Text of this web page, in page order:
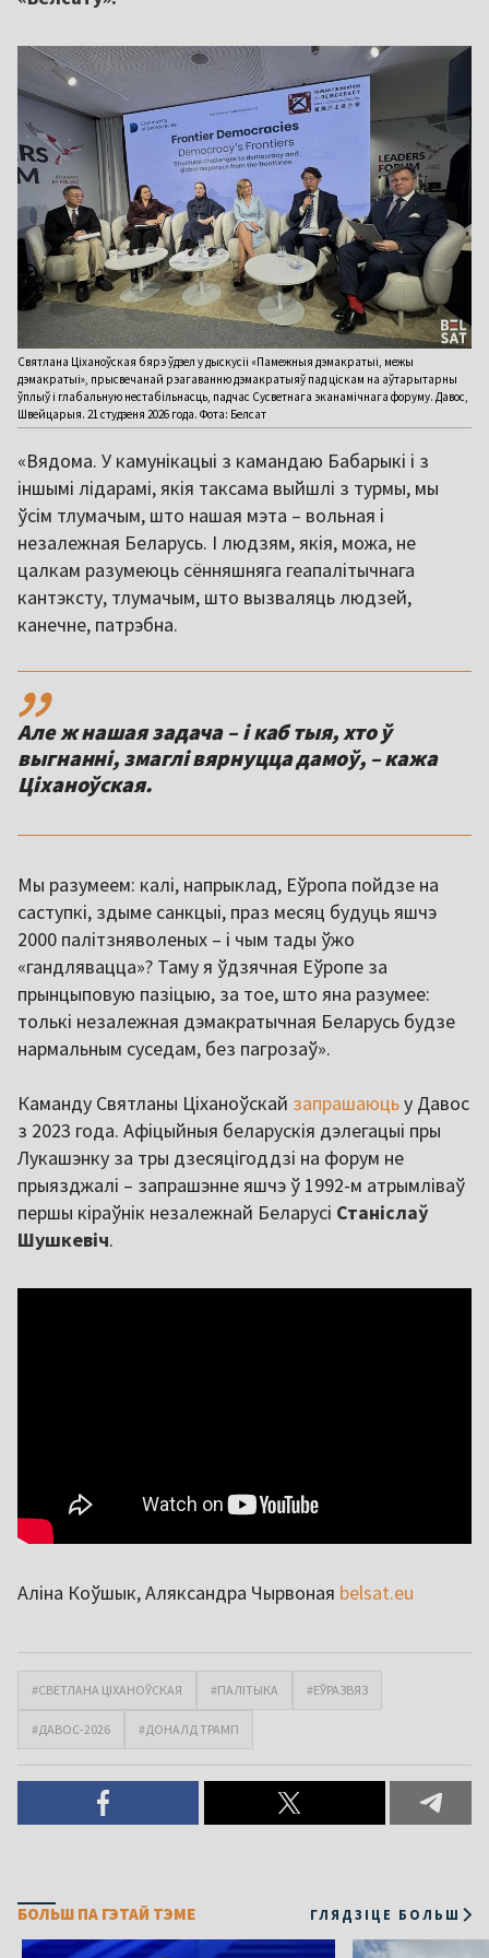
Святлана Ціханоўская бярэ ўдзел у дыскусіі «Памежныя дэмакратыі, межы
дэмакратыі», прысвечанай рэагаванню дэмакратыяў пад ціскам на аўтарытарны
ўплыў і глабальную нестабільнасць, падчас Сусветнага эканамічнага форуму. Давос,
Швейцарыя. 21 студзеня 2026 года. Фота: Белсат
«Вядома. У камунікацыі з камандаю Бабарыкі і з
іншымі лідарамі, якія таксама выйшлі з турмы, мы
ўсім тлумачым, што нашая мэта – вольная і
незалежная Беларусь. І людзям, якія, можа, не
цалкам разумеюць сённяшняга геапалітычнага
кантэксту, тлумачым, што вызваляць людзей,
канечне, патрэбна.
,,
Але ж нашая задача – і каб тыя, хто ў
выгнанні, змаглі вярнуцца дамоў, – кажа
Ціханоўская.
Мы разумеем: калі, напрыклад, Еўропа пойдзе на
саступкі, здыме санкцыі, праз месяц будуць яшчэ
2000 палітзняволеных – і чым тады ўжо
«гандлявацца»? Таму я ўдзячная Еўропе за
прынцыповую пазіцыю, за тое, што яна разумее:
толькі незалежная дэмакратычная Беларусь будзе
нармальным суседам, без пагрозаў».
Каманду Святланы Ціханоўскай запрашаюцьу Давос
з 2023 года. Афіцыйныя беларускія дэлегацыі пры
Лукашэнку за тры дзесяцігоддзі на форум не
прыязджалі – запрашэнне яшчэ ў 1992-м атрымліваў
першы кіраўнік незалежнай Беларусі Станіслаў
Шушкевіч.
Аліна Коўшык, Аляксандра Чырвоная belsat.eu
#СВЕТЛАНА ЦІХАНОЎСКАЯ #ПАЛІТЫКА #ЕЎРАЗВЯЗ
#ДАВОС-2026 #ДОНАЛД ТРАМП
БОЛЬШ ПА ГЭТАЙ ТЭМЕ ГЛЯДЗІЦЕ БОЛЬШ